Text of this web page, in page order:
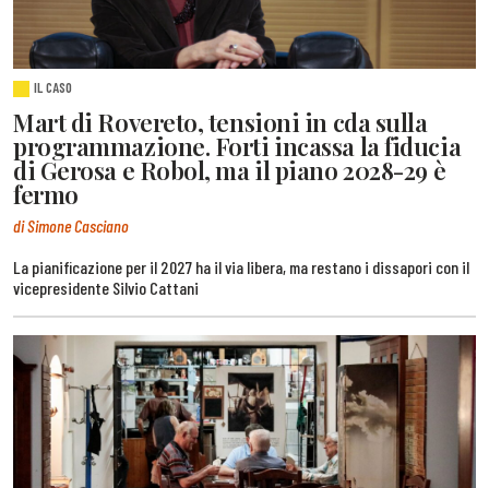
IL CASO
Mart di Rovereto, tensioni in cda sulla
programmazione. Forti incassa la fiducia
di Gerosa e Robol, ma il piano 2028-29 è
fermo
di Simone Casciano
La pianificazione per il 2027 ha il via libera, ma restano i dissapori con il
vicepresidente Silvio Cattani